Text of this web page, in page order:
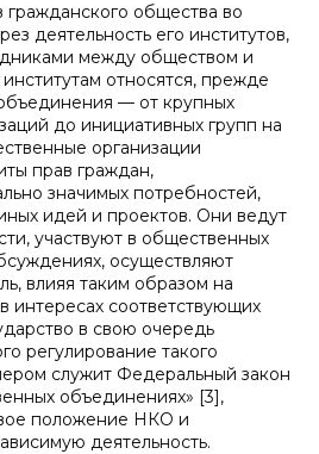
гражданского общества во
деятельность его институтов,
между обществом и
относятся, прежде
— от крупных
до инициативных групп на
организации
прав граждан,
значимых потребностей,
идей и проектов. Они ведут
участвуют в общественных
осуществляют
влияя таким образом на
интересах соответствующих
в свою очередь
регулирование такого
служит Федеральный закон
объединениях» [3],
положение НКО и
деятельность.